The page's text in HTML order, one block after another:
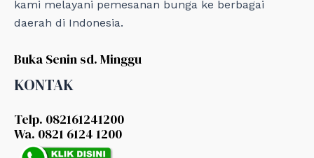
kami melayani pemesanan bunga ke berbagai
daerah di Indonesia.
Buka Senin sd. Minggu
KONTAK
Telp. 082161241200
Wa. 0821 6124 1200